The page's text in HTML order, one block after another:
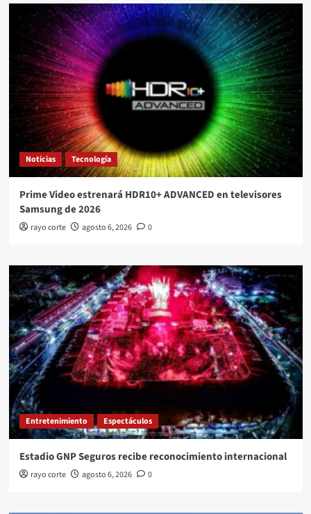
Noticias Tecnología
Prime Video estrenará HDR10+ ADVANCED en televisores
Samsung de 2026
rayo corte agosto 6, 2026 0
Entretenimiento Espectáculos
Estadio GNP Seguros recibe reconocimiento internacional
rayo corte agosto 6, 2026 0